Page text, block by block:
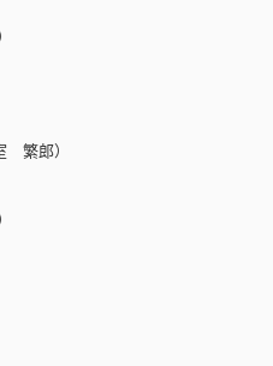
繁郎）